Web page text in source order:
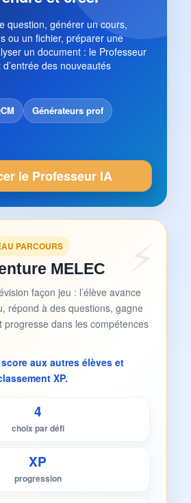
question, générer un cours,
ou un fichier, préparer une
un document : le Professeur
des nouveautés
Générateurs prof
le Professeur IA
PARCOURS
MELEC
façon jeu : l’élève avance
répond à des questions, gagne
progresse dans les compétences
aux autres élèves et
XP.
4
choix par défi
XP
progression